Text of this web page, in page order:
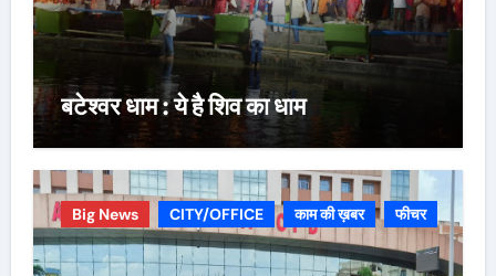
बटेश्वर धाम : ये है शिव का धाम
Big News CITY/OFFICE काम की ख़बर फीचर